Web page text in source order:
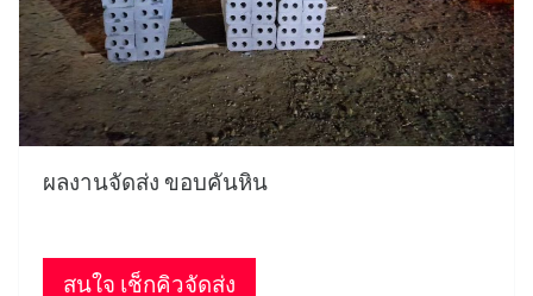
ผลงานจัดส่ง ขอบคันหิน
สนใจ เช็กคิวจัดส่ง